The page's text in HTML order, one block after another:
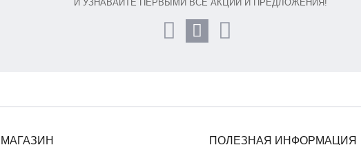
И УЗНАВАЙТЕ ПЕРВЫМИ ВСЕ АКЦИИ И ПРЕДЛОЖЕНИЯ!
МАГАЗИН ПОЛЕЗНАЯ ИНФОРМАЦИЯ